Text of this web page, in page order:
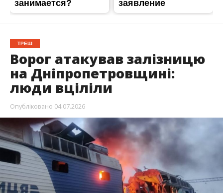
ТРЕШ
Ворог атакував залізницю
на Дніпропетровщині:
люди вціліли
Опубліковано 04.07.2026